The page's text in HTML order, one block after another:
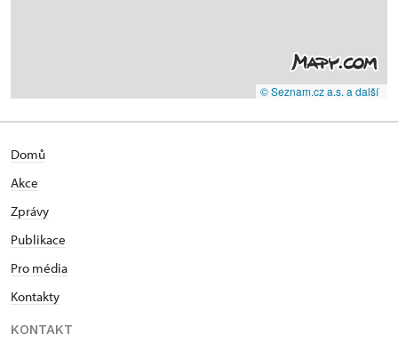
© Seznam.cz a.s. a další
Domů
Akce
Zprávy
Publikace
Pro média
Kontakty
KONTAKT